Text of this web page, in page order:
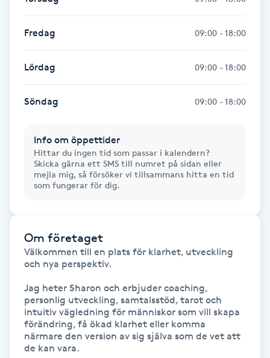
Fransfärgning
Fransförlängning
Fransförlängning Megavolym
Fransförlängning Volym
Fransrengöring
Frekvensterapi
Fredag 09:00 - 18:00
Lördag 09:00 - 18:00
Söndag 09:00 - 18:00
Info om öppettider
Hittar du ingen tid som passar i kalendern?
Skicka gärna ett SMS till numret på sidan eller
mejla mig, så försöker vi tillsammans hitta en tid
som fungerar för dig.
Om företaget
Välkommen till en plats för klarhet, utveckling
och nya perspektiv.
Jag heter Sharon och erbjuder coaching,
personlig utveckling, samtalsstöd, tarot och
intuitiv vägledning för människor som vill skapa
förändring, få ökad klarhet eller komma
närmare den version av sig själva som de vet att
de kan vara.